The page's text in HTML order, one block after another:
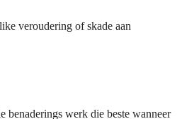
veroudering of skade aan
benaderings werk die beste wanneer